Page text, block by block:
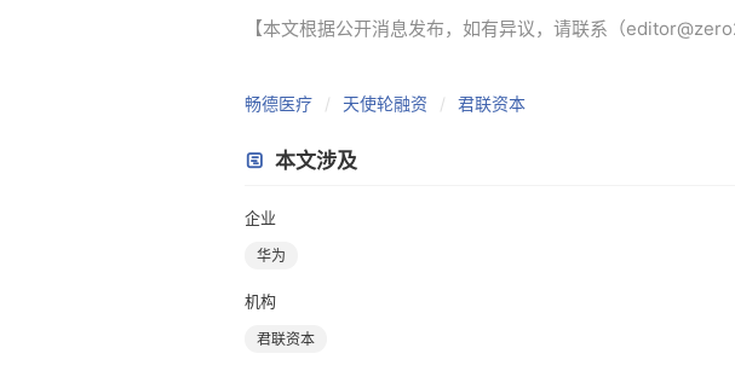
【本文根据公开消息发布，如有异议，请联系（
畅德医疗 天使轮融资 君联资本
本文涉及
企业
华为
机构
君联资本